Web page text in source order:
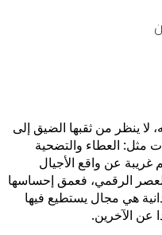
لا ينظر من ثقبها الضيق إلى
مثل: العطاء والتضحية
غريبة عن واقع الأجيال
الرقمي، فعمق إحساسها
هي مجال يستطيع فيها
عن الآخرين.